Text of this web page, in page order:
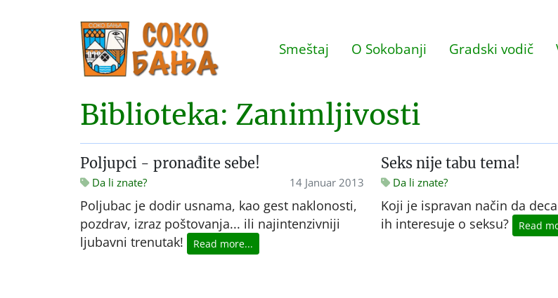
Smeštaj O Sokobanji Gradski vodič
Biblioteka: Zanimljivosti
Poljupci - pronađite sebe!
Da li znate? 14 Januar 2013
Poljubac je dodir usnama, kao gest naklonosti,
pozdrav, izraz poštovanja... ili najintenzivniji
ljubavni trenutak!
Read more...
Seks nije tabu tema!
Da li znate?
Koji je ispravan način da
ih interesuje o seksu?
Read